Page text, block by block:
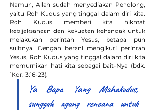
Namun, Allah sudah menyediakan Penolong,
yaitu Roh Kudus yang tinggal dalam diri kita.
Roh Kudus memberi kita hikmat
kebijaksanaan dan kekuatan kehendak untuk
melakukan perintah Yesus, betapa pun
sulitnya. Dengan berani mengikuti perintah
Yesus, Roh Kudus yang tinggal dalam diri kita
memurnikan hati kita sebagai bait-Nya (bdk.
1Kor. 3:16-23).
Ya Bapa Yang Mahakudus,
sungguh agung rencana untuk